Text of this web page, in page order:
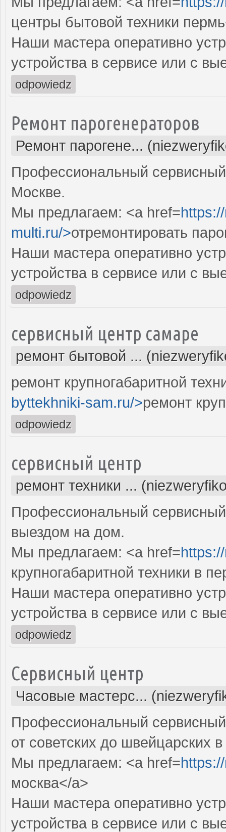
центры бытовой техники
Наши мастера оперативно
устройства в сервисе или с
odpowiedz
Ремонт парогенераторов
Ремонт парогене...
Профессиональный
Москве.
Мы предлагаем: <a href=
multi.ru/>отремонтировать
Наши мастера оперативно
устройства в сервисе или с
odpowiedz
сервисный центр самаре
ремонт бытовой ...
ремонт крупногабаритной
byttekhniki-sam.ru/>ремонт
odpowiedz
сервисный центр
ремонт техники ...
Профессиональный
выездом на дом.
Мы предлагаем: <a href=
крупногабаритной техники в
Наши мастера оперативно
устройства в сервисе или с
odpowiedz
Сервисный центр
Часовые мастерс...
Профессиональный
от советских до швейцарских
Мы предлагаем: <a href=
москва</a>
Наши мастера оперативно
устройства в сервисе или с